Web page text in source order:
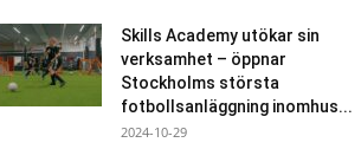
Skills Academy utökar sin
verksamhet – öppnar
Stockholms största
fotbollsanläggning inomhus...
2024-10-29